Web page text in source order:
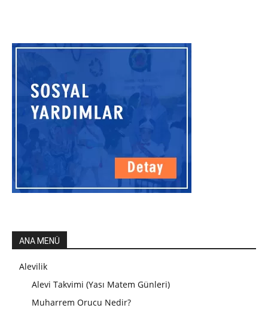
ANA MENÜ
Alevilik
Alevi Takvimi (Yası Matem Günleri)
Muharrem Orucu Nedir?